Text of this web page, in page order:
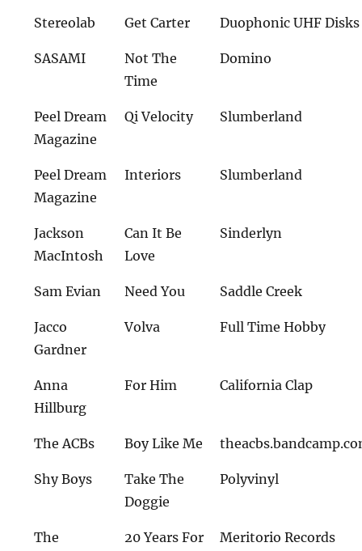
Stereolab Get Carter Duophonic UHF Disks
SASAMI
Not The
Time
Domino
Peel Dream
Magazine
Qi Velocity Slumberland
Peel Dream
Magazine
Interiors Slumberland
Jackson
MacIntosh
Can It Be
Love
Sinderlyn
Sam Evian Need You Saddle Creek
Jacco
Gardner
Volva Full Time Hobby
Anna
Hillburg
For Him California Clap
The ACBs Boy Like Me
Shy Boys
Take The
Doggie
Polyvinyl
The
20 Years For
Meritorio Records